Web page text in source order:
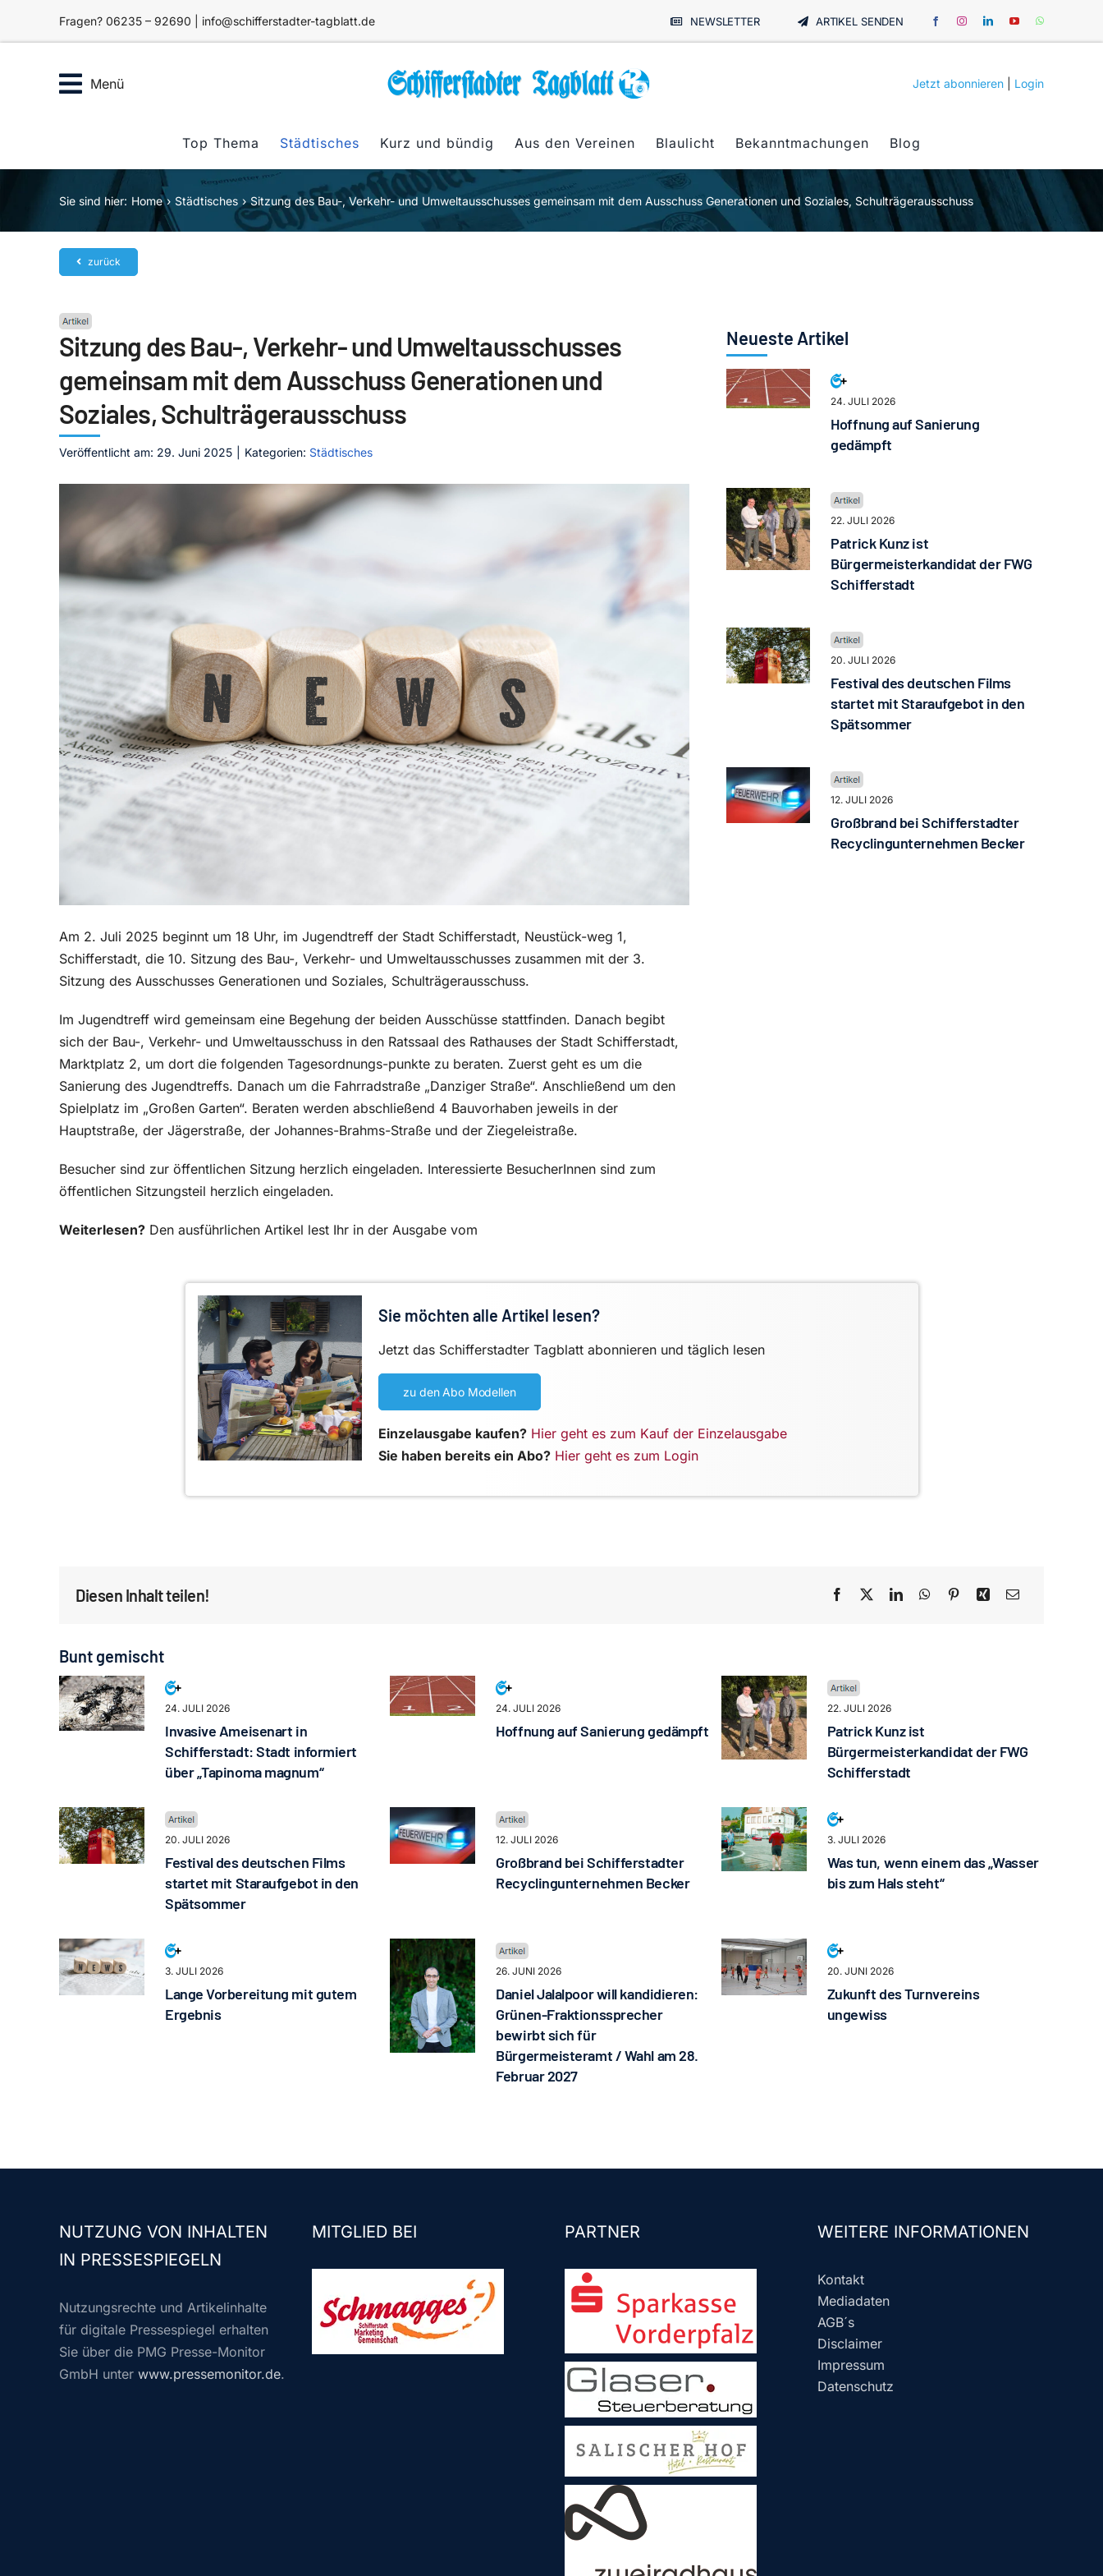
Fragen? 06235 – 92690 | info@schifferstadter-tagblatt.de NEWSLETTER ARTIKEL SENDEN
Menü Jetzt abonnieren Login
Top Thema Städtisches Kurz und bündig Aus den Vereinen Blaulicht Bekanntmachungen Blog
Sie sind hier: Home Städtisches Sitzung des Bau-, Verkehr- und Umweltausschusses gemeinsam mit dem Ausschuss Generationen und Soziales, Schulträgerausschuss
zurück
Sitzung des Bau-, Verkehr- und Umweltausschusses
gemeinsam mit dem Ausschuss Generationen und
Soziales, Schulträgerausschuss
Veröffentlicht am: 29. Juni 2025 Kategorien: Städtisches
Am 2. Juli 2025 beginnt um 18 Uhr, im Jugendtreff der Stadt Schifferstadt, Neustück-weg 1,
Schifferstadt, die 10. Sitzung des Bau-, Verkehr- und Umweltausschusses zusammen mit der 3.
Sitzung des Ausschusses Generationen und Soziales, Schulträgerausschuss.
Im Jugendtreff wird gemeinsam eine Begehung der beiden Ausschüsse stattfinden. Danach begibt
sich der Bau-, Verkehr- und Umweltausschuss in den Ratssaal des Rathauses der Stadt Schifferstadt,
Marktplatz 2, um dort die folgenden Tagesordnungs-punkte zu beraten. Zuerst geht es um die
Sanierung des Jugendtreffs. Danach um die Fahrradstraße „Danziger Straße“. Anschließend um den
Spielplatz im „Großen Garten“. Beraten werden abschließend 4 Bauvorhaben jeweils in der
Hauptstraße, der Jägerstraße, der Johannes-Brahms-Straße und der Ziegeleistraße.
Besucher sind zur öffentlichen Sitzung herzlich eingeladen. Interessierte BesucherInnen sind zum
öffentlichen Sitzungsteil herzlich eingeladen.
Weiterlesen? Den ausführlichen Artikel lest Ihr in der Ausgabe vom
Neueste Artikel
24. JULI 2026
Hoffnung auf Sanierung
gedämpft
22. JULI 2026
Patrick Kunz ist
Bürgermeisterkandidat der FWG
Schifferstadt
20. JULI 2026
Festival des deutschen Films
startet mit Staraufgebot in den
Spätsommer
12. JULI 2026
Großbrand bei Schifferstadter
Recyclingunternehmen Becker
Sie möchten alle Artikel lesen?
Jetzt das Schifferstadter Tagblatt abonnieren und täglich lesen
zu den Abo Modellen
Einzelausgabe kaufen? Hier geht es zum Kauf der Einzelausgabe
Sie haben bereits ein Abo? Hier geht es zum Login
Diesen Inhalt teilen!
Bunt gemischt
24. JULI 2026
Invasive Ameisenart in
Schifferstadt: Stadt informiert
über „Tapinoma magnum“
24. JULI 2026
Hoffnung auf Sanierung gedämpft
22. JULI 2026
Patrick Kunz ist
Bürgermeisterkandidat der FWG
Schifferstadt
20. JULI 2026
Festival des deutschen Films
startet mit Staraufgebot in den
Spätsommer
12. JULI 2026
Großbrand bei Schifferstadter
Recyclingunternehmen Becker
3. JULI 2026
Was tun, wenn einem das „Wasser
bis zum Hals steht“
3. JULI 2026
Lange Vorbereitung mit gutem
Ergebnis
26. JUNI 2026
Daniel Jalalpoor will kandidieren:
Grünen-Fraktionssprecher
bewirbt sich für
Bürgermeisteramt / Wahl am 28.
Februar 2027
20. JUNI 2026
Zukunft des Turnvereins
ungewiss
NUTZUNG VON INHALTEN
IN PRESSESPIEGELN
Nutzungsrechte und Artikelinhalte
für digitale Pressespiegel erhalten
Sie über die PMG Presse-Monitor
GmbH unter www.pressemonitor.de.
MITGLIED BEI PARTNER WEITERE INFORMATIONEN
Kontakt
Mediadaten
AGB´s
Disclaimer
Impressum
Datenschutz